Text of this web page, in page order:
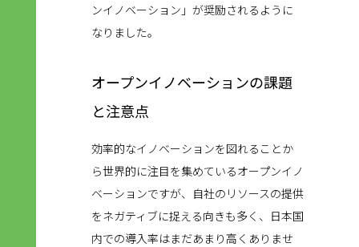
ンイノベーション」が奨励されるように
なりました。
オープンイノベーションの課題
と注意点
効率的なイノベーションを図れることか
ら世界的に注目を集めているオープンイノ
ベーションですが、自社のリソースの提供
をネガティブに捉える向きも多く、日本国
内での導入率はまだあまり高くありませ